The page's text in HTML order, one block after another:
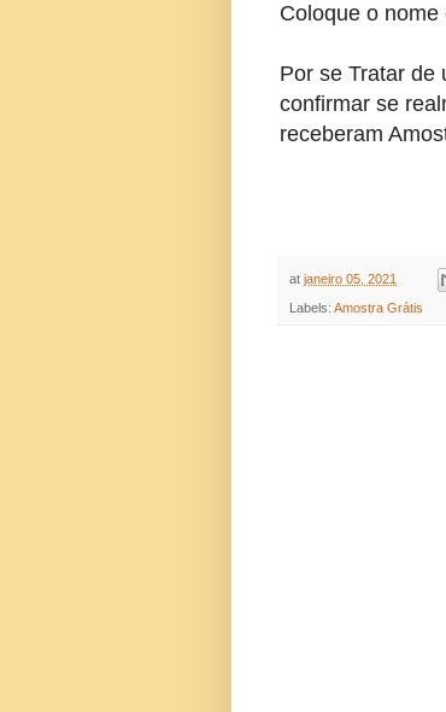
Coloque o
Por se Tratar de
confirmar se
receberam
at janeiro 05, 2021
Labels: Amostra Grátis